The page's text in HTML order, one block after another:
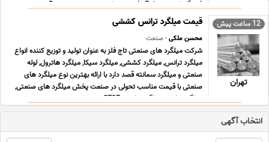
فشنگی ایتون Eaton , فیوز مینیاتوری بوسمن Bussma ... ...
12 ساعت پیش
تهران
قیمت میلگرد ترانس کششی
محسن ملکی- صنعت
شرکت میلگرد های صنعتی تاج فلز به عنوان تولید و توزیع کننده انواع
میلگرد ترانس, میلگرد کششی, میلگرد سیکا, میلگرد هاترول, لوله
صنعتی و میلگرد سمانته قصد دارد با ارائه بهترین نوع میلگرد های
صنعتی با قیمت مناسب تحولی در صنعت پخش میلگرد های صنعتی,
میلگرد ترانس, میلگرد ترانسی ST37 , می ... ...
انتخاب آگهی